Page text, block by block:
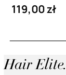
119,00 zł
Hair